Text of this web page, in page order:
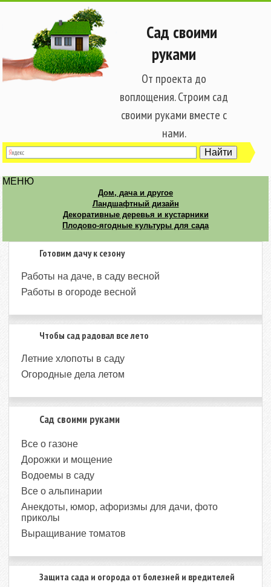
Сад своими
руками
От проекта до
воплощения. Строим сад
своими руками вместе с
нами.
МЕНЮ
Дом, дача и другое
Ландшафтный дизайн
Декоративные деревья и кустарники
Плодово-ягодные культуры для сада
Готовим дачу к сезону
Работы на даче, в саду весной
Работы в огороде весной
Чтобы сад радовал все лето
Летние хлопоты в саду
Огородные дела летом
Сад своими руками
Все о газоне
Дорожки и мощение
Водоемы в саду
Все о альпинарии
Анекдоты, юмор, афоризмы для дачи, фото
приколы
Выращивание томатов
Защита сада и огорода от болезней и вредителей